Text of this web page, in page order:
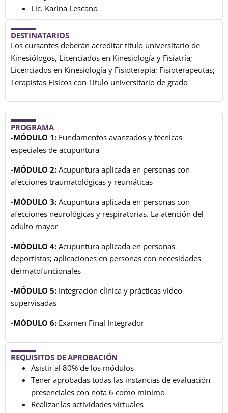
Lic. Karina Lescano
DESTINATARIOS
Los cursantes deberán acreditar título universitario de
Kinesiólogos, Licenciados en Kinesiología y Fisiatría;
Licenciados en Kinesiología y Fisioterapia; Fisioterapeutas;
Terapistas Físicos con Título universitario de grado
PROGRAMA
-MÓDULO 1: Fundamentos avanzados y técnicas
especiales de acupuntura
-MÓDULO 2: Acupuntura aplicada en personas con
afecciones traumatológicas y reumáticas
-MÓDULO 3: Acupuntura aplicada en personas con
afecciones neurológicas y respiratorias. La atención del
adulto mayor
-MÓDULO 4: Acupuntura aplicada en personas
deportistas; aplicaciones en personas con necesidades
dermatofuncionales
-MÓDULO 5: Integración clínica y prácticas video
supervisadas
-MÓDULO 6: Examen Final Integrador
REQUISITOS DE APROBACIÓN
Asistir al 80% de los módulos
Tener aprobadas todas las instancias de evaluación
presenciales con nota 6 como mínimo
Realizar las actividades virtuales